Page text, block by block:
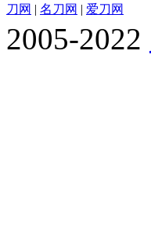
刀网 | 名刀网 | 爱刀网
2005-2022